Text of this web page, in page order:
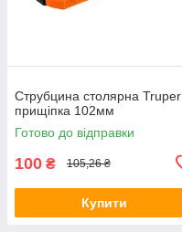
Струбцина столярна Truper
прищіпка 102мм
Готово до відправки
100 ₴ 105,26 ₴
Купити